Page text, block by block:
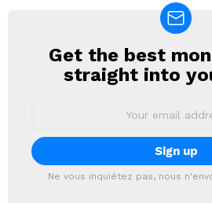
NEWSLETTER
Get the best
straight into
Ne vous inquiétez pas, nous